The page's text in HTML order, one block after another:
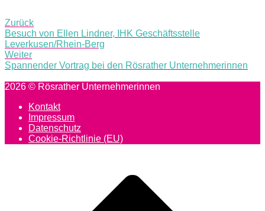
navigation
Zurück
Besuch von Ellen Lindner, IHK Geschäftsstelle
Leverkusen/Rhein-Berg
Weiter
Spannender Vortrag bei den Rösrather Unternehmerinnen
2026 © Rösrather Unternehmerinnen
Kontakt
Impressum
Datenschutz
Cookie-Richtlinie (EU)